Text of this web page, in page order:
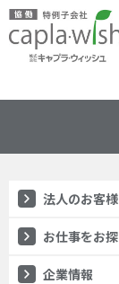
法人のお客様
お仕事をお
企業情報